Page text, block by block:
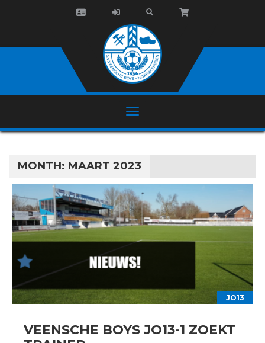
MONTH: MAART 2023
JO13
VEENSCHE BOYS JO13-1 ZOEKT